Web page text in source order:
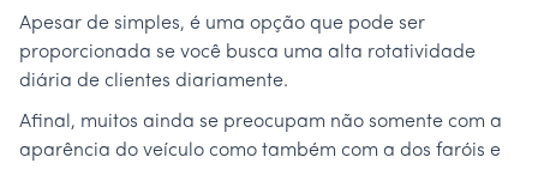
Apesar de simples, é uma opção que pode ser
proporcionada se você busca uma alta rotatividade
diária de clientes diariamente.
Afinal, muitos ainda se preocupam não somente com a
aparência do veículo como também com a dos faróis e